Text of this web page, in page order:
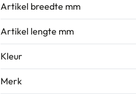
Artikel breedte mm
Artikel lengte mm
Kleur
Merk